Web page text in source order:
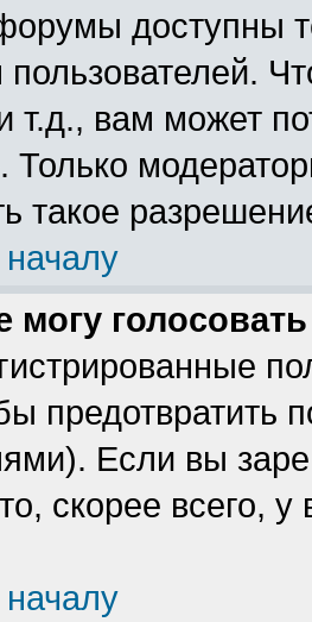
доступны
т.д., вам может
Только
такое
могу
предотвратить
Если вы
скорее всего,